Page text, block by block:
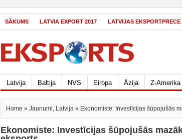
SĀKUMS LATVIA EXPORT 2017 LATVIJAS EKSPORTPRECE
Latvija Baltija NVS Eiropa Āzija Z-Amerika
Home » Jaunumi, Latvija » Ekonomiste: Investīcijas šūpojušās
Ekonomiste: Investīcijas šūpojušās